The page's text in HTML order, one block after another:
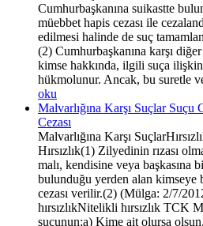
Cumhurbaşkanına suikastte
müebbet hapis cezası ile
edilmesi halinde de suç
(2) Cumhurbaşkanına karşı
kimse hakkında, ilgili suça ilişkin
hükmolunur. Ancak, bu suretle
oku
Malvarlığına Karşı Suçlar
Cezası
Malvarlığına Karşı
Hırsızlık(1) Zilyedinin rızası
malı, kendisine veya başkasına
bulunduğu yerden alan kimseye
cezası verilir.(2) (Mülga: 2/7/
hırsızlıkNitelikli hırsızlık TCK
suçunun;a) Kime ait olursa